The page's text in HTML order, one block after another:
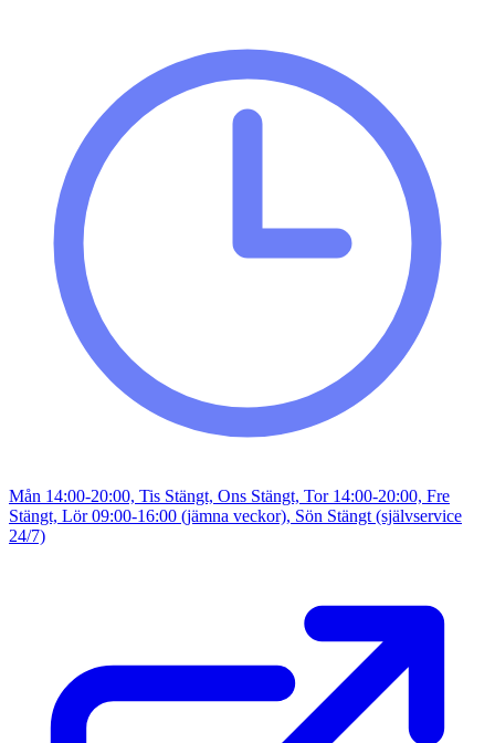
Mån 14:00-20:00, Tis Stängt, Ons Stängt, Tor 14:00-20:00, Fre
Stängt, Lör 09:00-16:00 (jämna veckor), Sön Stängt (självservice
24/7)